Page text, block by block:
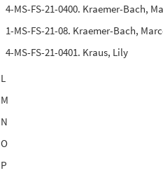
4-MS-FS-21-0400. Kraemer-Bach,
1-MS-FS-21-08. Kraemer-Bach,
4-MS-FS-21-0401. Kraus, Lily
L
M
N
O
P